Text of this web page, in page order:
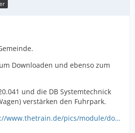
Downloaden und ebenso zum
und die DB Systemtechnick
verstärken den Fuhrpark.
www.thetrain.de/pics/module/do…